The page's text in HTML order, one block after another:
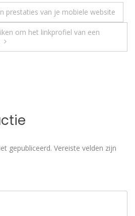
prestaties van je mobiele website
om het linkprofiel van een
gepubliceerd. Vereiste velden zijn